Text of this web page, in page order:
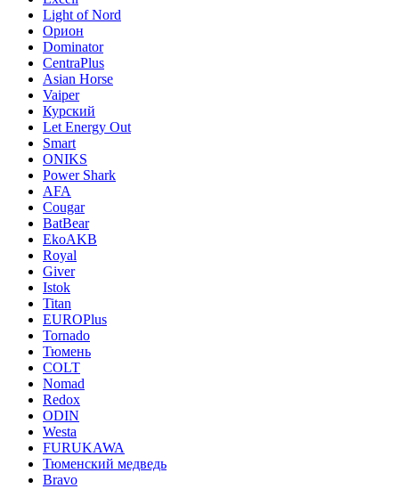
Light of Nord
Орион
Dominator
CentraPlus
Asian Horse
Vaiper
Курский
Let Energy Out
Smart
ONIKS
Power Shark
AFA
Cougar
BatBear
EkoAKB
Royal
Giver
Istok
Titan
EUROPlus
Tornado
Тюмень
COLT
Nomad
Redox
ODIN
Westa
FURUKAWA
Тюменский медведь
Bravo